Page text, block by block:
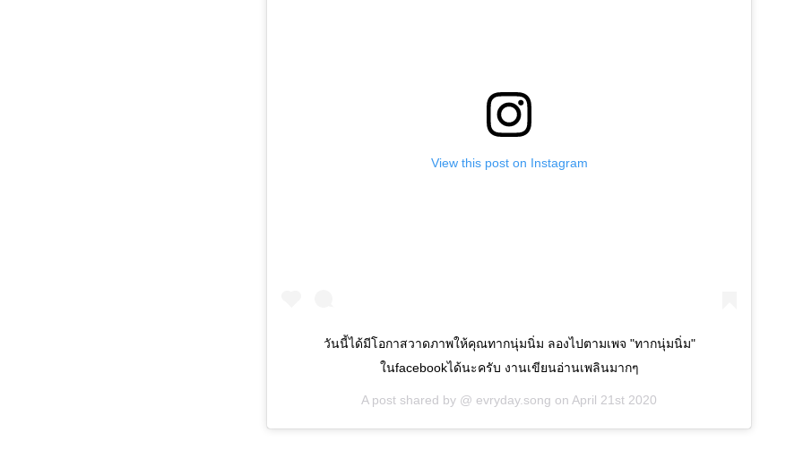
View this post on Instagram
วันนี้ได้มีโอกาสวาดภาพให้คุณทากนุ่มนิ่ม ลองไปตามเพจ "ทากนุ่มนิ่ม"
ในfacebookได้นะครับ งานเขียนอ่านเพลินมากๆ
A post shared by @ evryday.song on April 21st 2020